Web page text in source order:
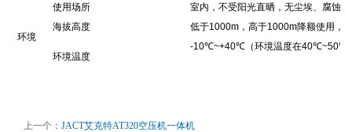
环境
使用场所
室内，不受阳光直晒，无尘埃、腐蚀
海拔高度
低于1000m ，高于1000m降额使用，
环境温度
-10℃~+40℃ （环境温度在40℃~50℃
上一个： JACT艾克特AT320空压机一体机